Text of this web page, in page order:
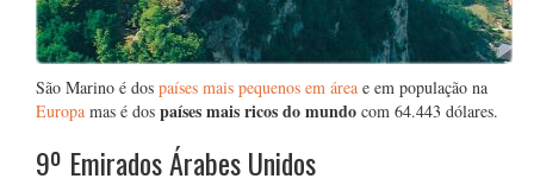
São Marino é dos países mais pequenos em área e em população na
Europa mas é dos países mais ricos do mundo com 64.443 dólares.
9º Emirados Árabes Unidos